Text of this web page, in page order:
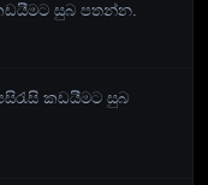
සුබ පතන්න.
කඩයීමට සුබ